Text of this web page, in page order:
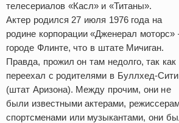
телесериалов «Касл» и «Титаны».
Актер родился 27 июля 1976 года на
родине корпорации «Дженерал
городе Флинте, что в штате Мичиган.
Правда, прожил он там недолго, так как
переехал с родителями в Буллхед-Сити
(штат Аризона). Между прочим, они не
были известными актерами,
спортсменами или музыкантами, они